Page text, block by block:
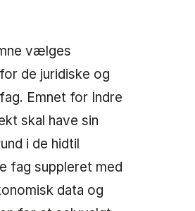
vælges
de juridiske og
Emnet for Indre
skal have sin
i de hidtil
fag suppleret med
data og